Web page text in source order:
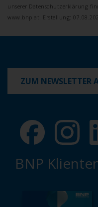
unserer Datenschutzerklärung
www.bnp.at. Erstellung:
ZUM NEWSLETTER
BNP